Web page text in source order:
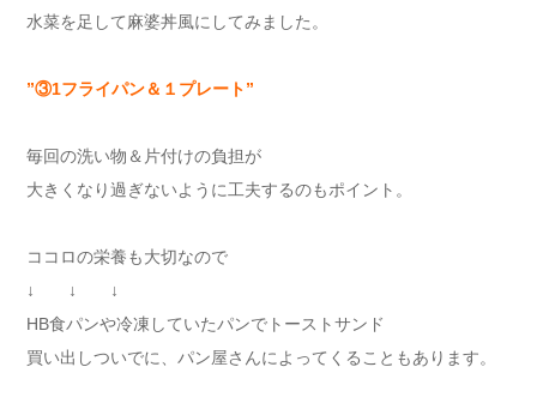
水菜を足して麻婆丼風にしてみました。
”③1フライパン＆１プレート”
毎回の洗い物＆片付けの負担が
大きくなり過ぎないように工夫するのもポイント。
ココロの栄養も大切なので
↓ ↓ ↓
HB食パンや冷凍していたパンでトーストサンド
買い出しついでに、パン屋さんによってくることもあります。